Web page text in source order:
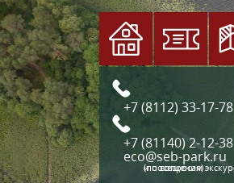
+7 (8112) 33-17-78
+7 (81140) 2-12-38
eco@seb-park.ru
(по вопросам экскурсий и посещения)